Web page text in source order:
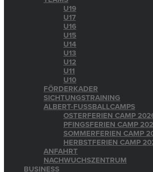
U19
U17
U16
U15
U14
U13
U12
U11
U10
FÖRDERKADER
SICHTUNGSTRAINING
ALBERT-FUSSBALLCAMPS
OSTERFERIEN CAMP
PFINGSFERIEN CAMP
SOMMERFERIEN CAMP
HERBSTFERIEN CAMP
ANFAHRT
NACHWUCHSZENTRUM
BUSINESS